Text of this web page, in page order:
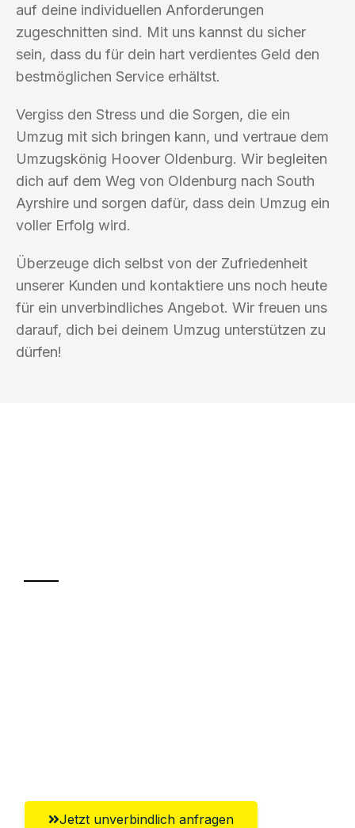
auf deine individuellen Anforderungen
zugeschnitten sind. Mit uns kannst du sicher
sein, dass du für dein hart verdientes Geld den
bestmöglichen Service erhältst.
Vergiss den Stress und die Sorgen, die ein
Umzug mit sich bringen kann, und vertraue dem
Umzugskönig Hoover Oldenburg. Wir begleiten
dich auf dem Weg von Oldenburg nach South
Ayrshire und sorgen dafür, dass dein Umzug ein
voller Erfolg wird.
Überzeuge dich selbst von der Zufriedenheit
unserer Kunden und kontaktiere uns noch heute
für ein unverbindliches Angebot. Wir freuen uns
darauf, dich bei deinem Umzug unterstützen zu
dürfen!
Jetzt unverbindlich anfragen